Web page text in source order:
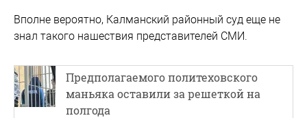
Вполне вероятно, Калманский районный суд еще не
знал такого нашествия представителей СМИ.
Предполагаемого политеховского
маньяка оставили за решеткой на
полгода